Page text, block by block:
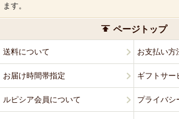
ます。
ページトップ
送料について お支払い方
お届け時間帯指定 ギフトサー
ルピシア会員について プライバシ